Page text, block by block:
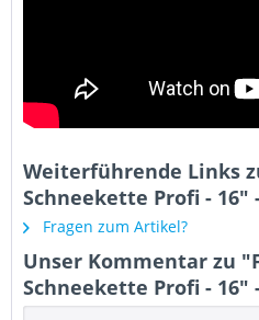
Weiterführende Links
Schneekette Profi - 16"
Fragen zum Artikel?
Unser Kommentar zu
Schneekette Profi - 16"